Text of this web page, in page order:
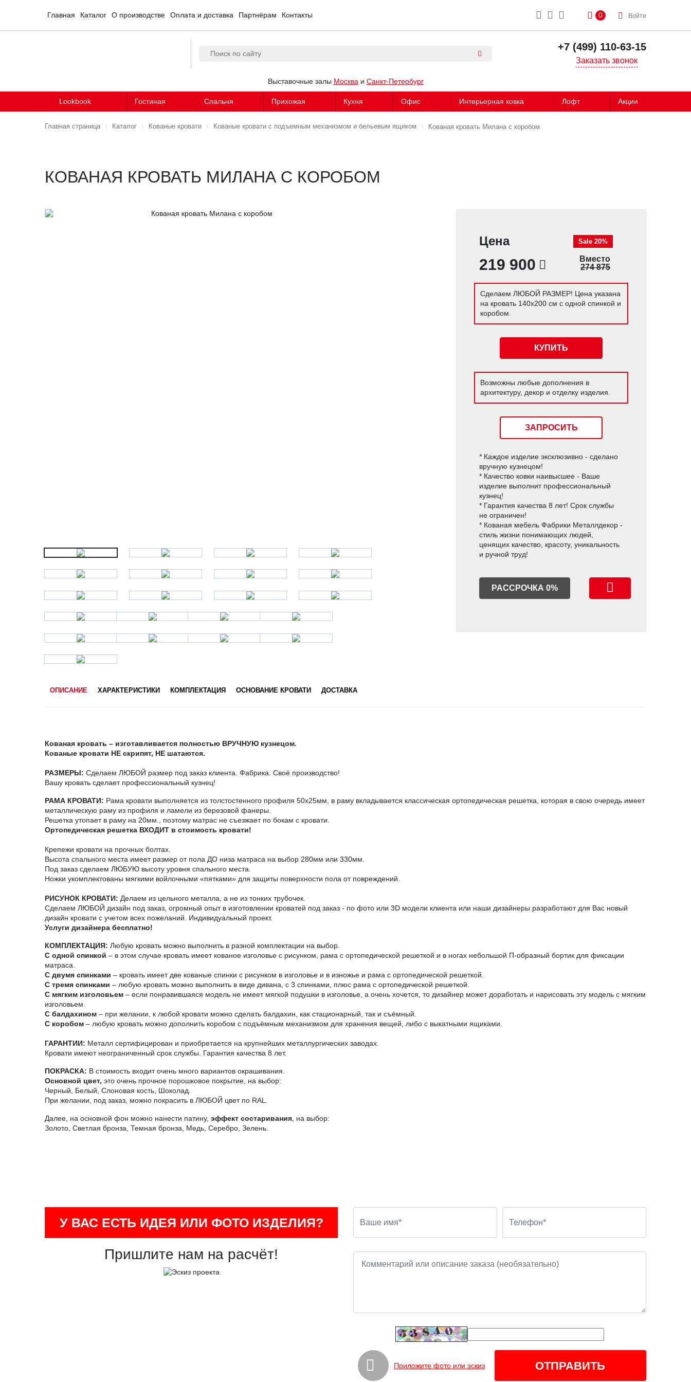
Главная Каталог О производстве Оплата и доставка Партнёрам Контакты 0 Войти
+7 (499) 110-63-15
Заказать звонок
Выставочные залы Москва и Санкт-Петербург
Lookbook Гостиная Спальня Прихожая Кухня Офис Интерьерная ковка Лофт Акции
Главная страница Каталог Кованые кровати Кованые кровати с подъемным механизмом и бельевым ящиком Кованая кровать Милана с коробом
КОВАНАЯ КРОВАТЬ МИЛАНА С КОРОБОМ
Цена
219 900
Sale 20%
Вместо
274 875
Сделаем ЛЮБОЙ РАЗМЕР! Цена указана
на кровать 140х200 см с одной спинкой и
коробом.
КУПИТЬ
Возможны любые дополнения в
архитектуру, декор и отделку изделия.
ЗАПРОСИТЬ
* Каждое изделие эксклюзивно - сделано
вручную кузнецом!
* Качество ковки наивысшее - Ваше
изделие выполнит профессиональный
кузнец!
* Гарантия качества 8 лет! Срок службы
не ограничен!
* Кованая мебель Фабрики Металлдекор -
стиль жизни понимающих людей,
ценящих качество, красоту, уникальность
и ручной труд!
РАССРОЧКА 0%
ОПИСАНИЕ ХАРАКТЕРИСТИКИ КОМПЛЕКТАЦИЯ ОСНОВАНИЕ КРОВАТИ ДОСТАВКА
Кованая кровать – изготавливается полностью ВРУЧНУЮ кузнецом.
Кованые кровати НЕ скрипят, НЕ шатаются.
РАЗМЕРЫ: Сделаем ЛЮБОЙ размер под заказ клиента. Фабрика. Своё производство!
Вашу кровать сделает профессиональный кузнец!
РАМА КРОВАТИ: Рама кровати выполняется из толстостенного профиля 50х25мм, в раму вкладывается классическая ортопедическая решетка, которая в свою очередь имеет
металлическую раму из профиля и ламели из березовой фанеры.
Решетка утопает в раму на 20мм., поэтому матрас не съезжает по бокам с кровати.
Ортопедическая решетка ВХОДИТ в стоимость кровати!
Крепежи кровати на прочных болтах.
Высота спального места имеет размер от пола ДО низа матраса на выбор 280мм или 330мм.
Под заказ сделаем ЛЮБУЮ высоту уровня спального места.
Ножки укомплектованы мягкими войлочными «пятками» для защиты поверхности пола от повреждений.
РИСУНОК КРОВАТИ: Делаем из цельного металла, а не из тонких трубочек.
Сделаем ЛЮБОЙ дизайн под заказ, огромный опыт в изготовлении кроватей под заказ - по фото или 3D модели клиента или наши дизайнеры разработают для Вас новый
дизайн кровати с учетом всех пожеланий. Индивидуальный проект.
Услуги дизайнера бесплатно!
КОМПЛЕКТАЦИЯ: Любую кровать можно выполнить в разной комплектации на выбор.
С одной спинкой – в этом случае кровать имеет кованое изголовье с рисунком, рама с ортопедической решеткой и в ногах небольшой П-образный бортик для фиксации
матраса.
С двумя спинками – кровать имеет две кованые спинки с рисунком в изголовье и в изножье и рама с ортопедической решеткой.
С тремя спинками – любую кровать можно выполнить в виде дивана, с 3 спинками, плюс рама с ортопедической решеткой.
С мягким изголовьем – если понравившаяся модель не имеет мягкой подушки в изголовье, а очень хочется, то дизайнер может доработать и нарисовать эту модель с мягким
изголовьем.
С балдахином – при желании, к любой кровати можно сделать балдахин, как стационарный, так и съёмный.
С коробом – любую кровать можно дополнить коробом с подъёмным механизмом для хранения вещей, либо с выкатными ящиками.
ГАРАНТИИ: Металл сертифицирован и приобретается на крупнейших металлургических заводах.
Кровати имеют неограниченный срок службы. Гарантия качества 8 лет.
ПОКРАСКА: В стоимость входит очень много вариантов окрашивания.
Основной цвет, это очень прочное порошковое покрытие, на выбор:
Черный, Белый, Слоновая кость, Шоколад.
При желании, под заказ, можно покрасить в ЛЮБОЙ цвет по RAL.
Далее, на основной фон можно нанести патину, эффект состаривания, на выбор:
Золото, Светлая бронза, Темная бронза, Медь, Серебро, Зелень.
У ВАС ЕСТЬ ИДЕЯ ИЛИ ФОТО ИЗДЕЛИЯ?
Пришлите нам на расчёт!
Приложите фото или эскиз